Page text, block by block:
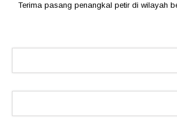
Terima pasang penangkal petir di wilayah